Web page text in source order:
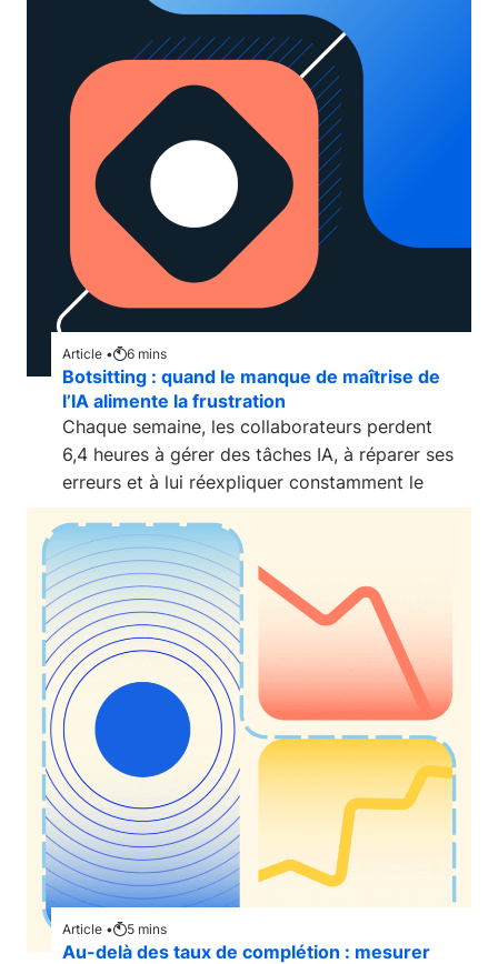
Article • 6 mins
Botsitting : quand le manque de maîtrise de
l’IA alimente la frustration
Chaque semaine, les collaborateurs perdent
6,4 heures à gérer des tâches IA, à réparer ses
erreurs et à lui réexpliquer constamment le
Article • 5 mins
Au-delà des taux de complétion : mesurer